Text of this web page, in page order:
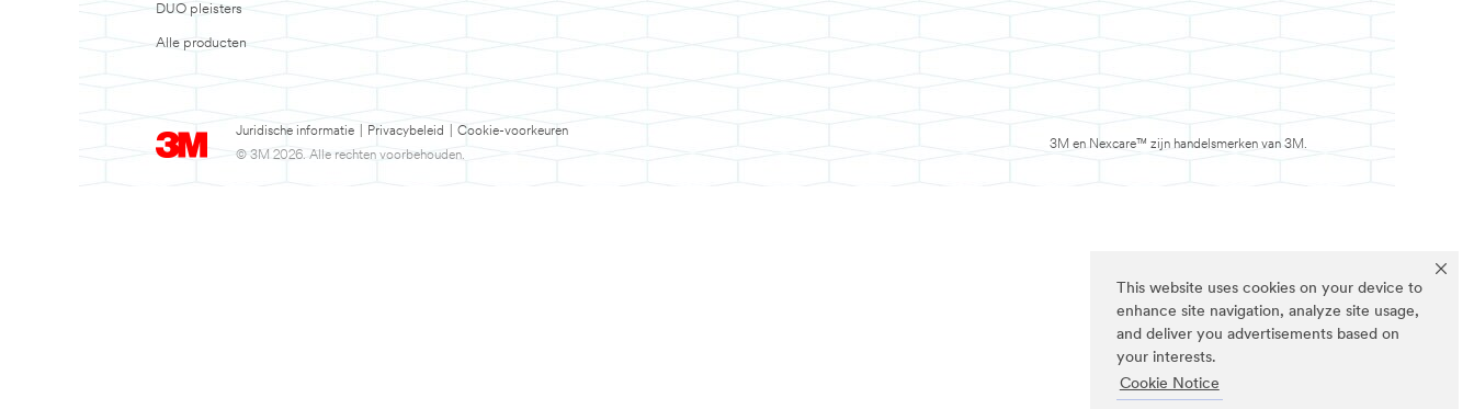
This website uses cookies on your device to
enhance site navigation, analyze site usage,
and deliver you advertisements based on
your interests.
Cookie Notice
DUO pleisters
Alle producten
Juridische informatie Privacybeleid
Cookie-voorkeuren
© 3M 2026. Alle rechten voorbehouden.
3M en Nexcare™ zijn handelsmerken van 3M.